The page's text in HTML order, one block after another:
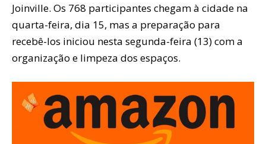
Joinville. Os 768 participantes chegam à cidade na
quarta-feira, dia 15, mas a preparação para
recebê-los iniciou nesta segunda-feira (13) com a
organização e limpeza dos espaços.